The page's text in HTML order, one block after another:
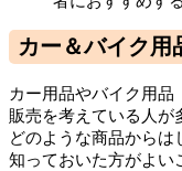
カー＆バイク用
カー用品やバイク用
販売を考えている人が
どのような商品から
知っておいた方がよい